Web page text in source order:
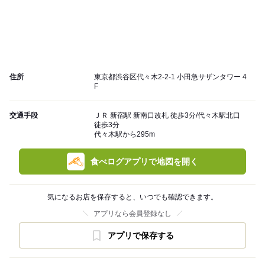
住所
東京都渋谷区代々木2-2-1 小田急サザンタワー 4
F
交通手段
ＪＲ 新宿駅 新南口改札 徒歩3分/代々木駅北口
徒歩3分
代々木駅から295m
食べログアプリで地図を開く
気になるお店を保存すると、いつでも確認できます。
アプリなら会員登録なし
アプリで保存する